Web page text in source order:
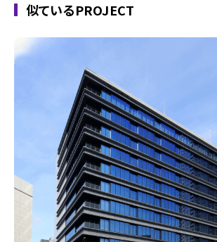
似ているPROJECT